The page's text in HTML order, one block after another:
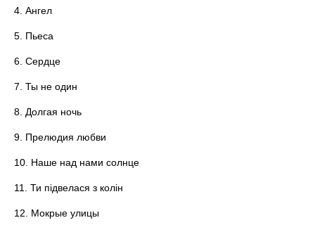
4. Ангел
5. Пьеса
6. Сердце
7. Ты не один
8. Долгая ночь
9. Прелюдия любви
10. Наше над нами солнце
11. Ти підвелася з колін
12. Мокрые улицы